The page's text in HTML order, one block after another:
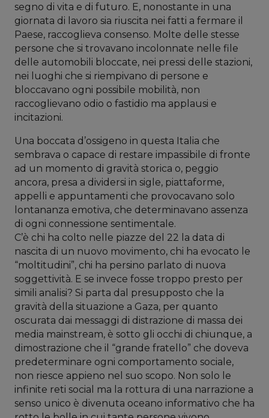
segno di vita e di futuro. E, nonostante in una
giornata di lavoro sia riuscita nei fatti a fermare il
Paese, raccoglieva consenso. Molte delle stesse
persone che si trovavano incolonnate nelle file
delle automobili bloccate, nei pressi delle stazioni,
nei luoghi che si riempivano di persone e
bloccavano ogni possibile mobilità, non
raccoglievano odio o fastidio ma applausi e
incitazioni.
Una boccata d’ossigeno in questa Italia che
sembrava o capace di restare impassibile di fronte
ad un momento di gravità storica o, peggio
ancora, presa a dividersi in sigle, piattaforme,
appelli e appuntamenti che provocavano solo
lontananza emotiva, che determinavano assenza
di ogni connessione sentimentale.
C’è chi ha colto nelle piazze del 22 la data di
nascita di un nuovo movimento, chi ha evocato le
“moltitudini”, chi ha persino parlato di nuova
soggettività. E se invece fosse troppo presto per
simili analisi? Si parta dal presupposto che la
gravità della situazione a Gaza, per quanto
oscurata dai messaggi di distrazione di massa dei
media mainstream, è sotto gli occhi di chiunque, a
dimostrazione che il “grande fratello” che doveva
predeterminare ogni comportamento sociale,
non riesce appieno nel suo scopo. Non solo le
infinite reti social ma la rottura di una narrazione a
senso unico è divenuta oceano informativo che ha